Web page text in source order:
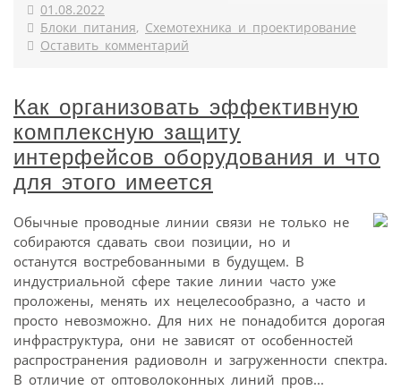
01.08.2022
Блоки питания, Схемотехника и проектирование
Оставить комментарий
Как организовать эффективную
комплексную защиту
интерфейсов оборудования и что
для этого имеется
Обычные проводные линии связи не только не
собираются сдавать свои позиции, но и
останутся востребованными в будущем. В
индустриальной сфере такие линии часто уже
проложены, менять их нецелесообразно, а часто и
просто невозможно. Для них не понадобится дорогая
инфраструктура, они не зависят от особенностей
распространения радиоволн и загруженности спектра.
В отличие от оптоволоконных линий пров...